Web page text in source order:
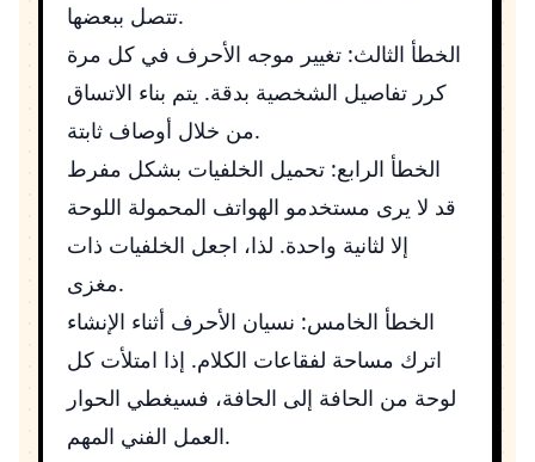
تتصل ببعضها.
الخطأ الثالث: تغيير موجه الأحرف في كل مرة
كرر تفاصيل الشخصية بدقة. يتم بناء الاتساق
من خلال أوصاف ثابتة.
الخطأ الرابع: تحميل الخلفيات بشكل مفرط
قد لا يرى مستخدمو الهواتف المحمولة اللوحة
إلا لثانية واحدة. لذا، اجعل الخلفيات ذات
مغزى.
الخطأ الخامس: نسيان الأحرف أثناء الإنشاء
اترك مساحة لفقاعات الكلام. إذا امتلأت كل
لوحة من الحافة إلى الحافة، فسيغطي الحوار
العمل الفني المهم.